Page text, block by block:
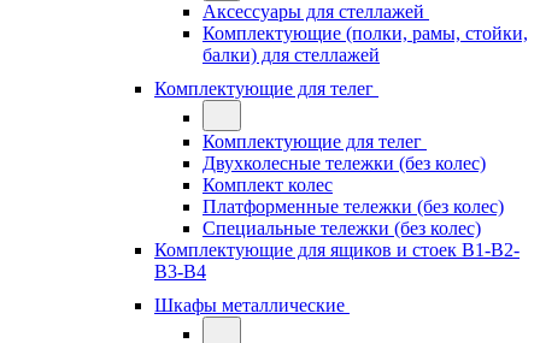
Аксессуары для стеллажей
Комплектующие (полки, рамы, стойки,
балки) для стеллажей
Комплектующие для телег
Комплектующие для телег
Двухколесные тележки (без колес)
Комплект колес
Платформенные тележки (без колес)
Специальные тележки (без колес)
Комплектующие для ящиков и стоек В1-В2-
В3-В4
Шкафы металлические